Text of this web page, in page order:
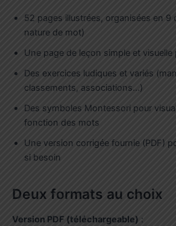
52 pages illustrées, organisées en 9
nature de mot)
Une page de leçon simple et visuelle
Des exercices ludiques et variés
classements, associations…)
Des symboles Montessori pour
fonction des mots
Une version corrigée fournie (PDF)
si besoin
Deux formats au choix
Version PDF (téléchargeable) :